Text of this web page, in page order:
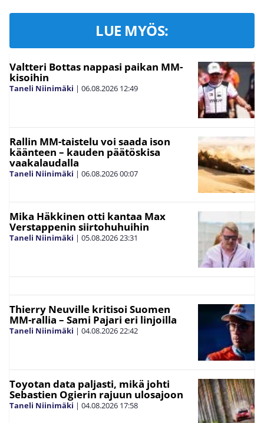
LUE MYÖS:
Valtteri Bottas nappasi paikan MM-
kisoihin
Taneli Niinimäki | 06.08.2026 12:49
Rallin MM-taistelu voi saada ison
käänteen – kauden päätöskisa
vaakalaudalla
Taneli Niinimäki | 06.08.202600:07
Mika Häkkinen otti kantaa Max
Verstappenin siirtohuhuihin
Taneli Niinimäki | 05.08.202623:31
Thierry Neuville kritisoi Suomen
MM-rallia – Sami Pajari eri linjoilla
Taneli Niinimäki | 04.08.202622:42
Toyotan data paljasti, mikä johti
Sebastien Ogierin rajuun ulosajoon
Taneli Niinimäki | 04.08.2026 17:58